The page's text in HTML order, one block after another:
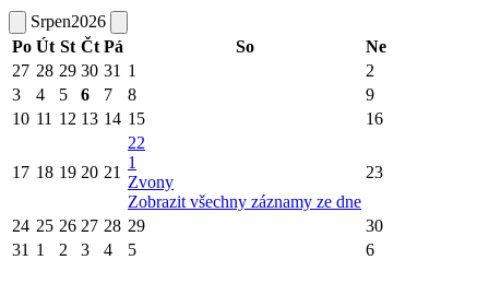
Srpen2026
Po Út St Čt Pá So
Ne
27 28 29 30 31 1
2
3
4 5 6 7 8
9
10 11 12 13 14 15 16
17 18 19 20 21
22
1
Zvony
Zobrazit všechny záznamy ze dne
23
24 25 26 27 28 29
30
31 1 2 3 4 5 6